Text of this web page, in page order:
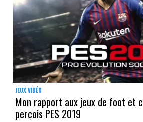
JEUX VIDÉO
Mon rapport aux jeux de foot et
perçois PES 2019